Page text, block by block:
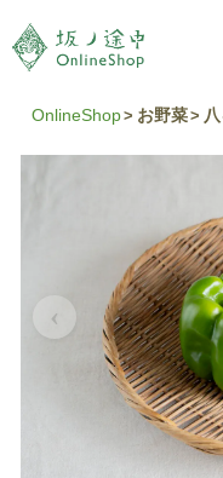
OnlineShop お野菜